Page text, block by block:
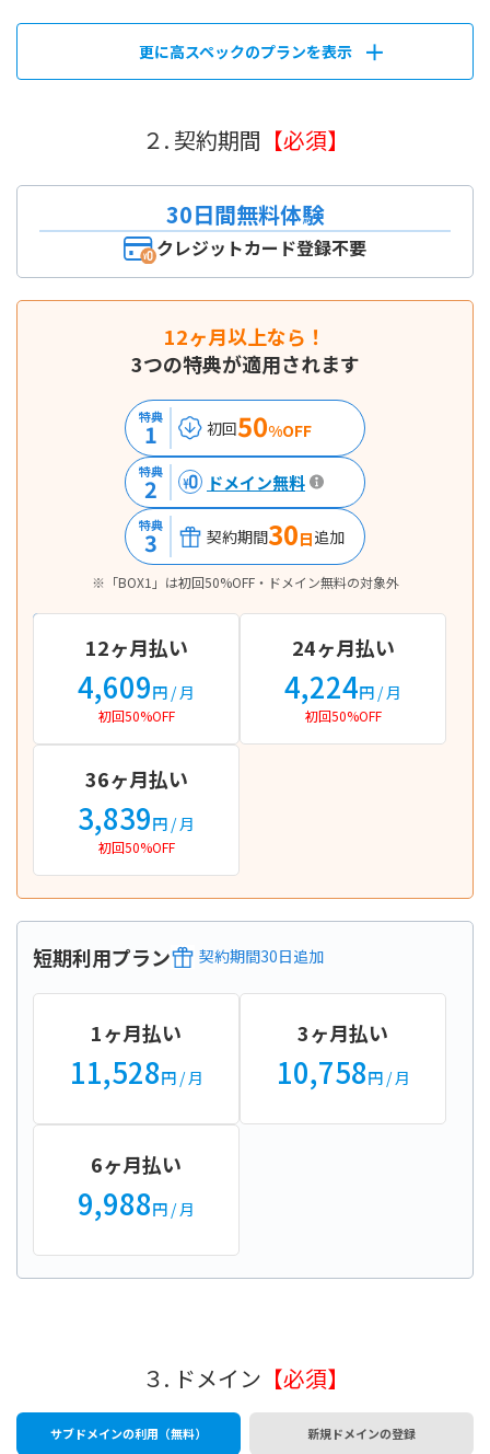
更に高スペックのプランを表示
２. 契約期間 【必須】
30日間無料体験
クレジットカード登録不要
12ヶ月以上なら！
3つの特典が適用されます
特典
1 初回50%OFF
特典
2 ドメイン無料
特典
3 契約期間30日追加
※「BOX1」は初回50%OFF・ドメイン無料の対象外
12ヶ月払い
4,609円 / 月
初回50%OFF
24ヶ月払い
4,224円 / 月
初回50%OFF
36ヶ月払い
3,839円 / 月
初回50%OFF
短期利用プラン 契約期間30日追加
1ヶ月払い
11,528円/ 月
3ヶ月払い
10,758円/ 月
6ヶ月払い
9,988円 / 月
３. ドメイン 【必須】
サブドメインの利用（無料） 新規ドメインの登録